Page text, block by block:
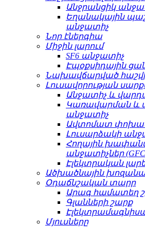
Անջրանցիկ
Եղանակային
անջատիչ
Նոր էներգիա
Միջին լարում
SF6 անջատիչ
Էպօքսիդային
Նախավճարված
Լուսավորության
Անջատիչ և
Կառավարման և
անջատիչ
Ավտոմատ
Լուսարձակի
Հողային
անջատիչներ
Էլեկտրական
Ածխածնային
Օդաճնշական տարր
Արագ համատեղ
Գլանների շարք
Մյուսները